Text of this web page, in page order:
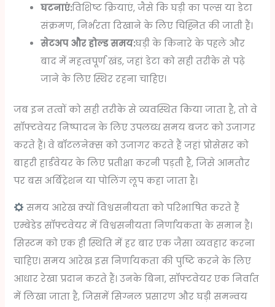
घटनाएं:विशिष्ट क्रियाएं, जैसे कि घड़ी का पल्स या डेटा
संक्रमण, निर्भरता दिखाने के लिए चिह्नित की जाती हैं।
सेटअप और होल्ड समय:घड़ी के किनारे के पहले और
बाद में महत्वपूर्ण खंड, जहां डेटा को सही तरीके से पढ़े
जाने के लिए स्थिर रहना चाहिए।
जब इन तत्वों को सही तरीके से व्यवस्थित किया जाता है, तो वे
सॉफ्टवेयर निष्पादन के लिए उपलब्ध समय बजट को उजागर
करते हैं। वे बॉटलनेक्स को उजागर करते हैं जहां प्रोसेसर को
बाहरी हार्डवेयर के लिए प्रतीक्षा करनी पड़ती है, जिसे आमतौर
पर बस अर्बिट्रेशन या पोलिंग लूप कहा जाता है।
समय आरेख क्यों विश्वसनीयता को परिभाषित करते हैं
एम्बेडेड सॉफ्टवेयर में विश्वसनीयता निर्णायकता के समान है।
सिस्टम को एक ही स्थिति में हर बार एक जैसा व्यवहार करना
चाहिए। समय आरेख इस निर्णायकता की पुष्टि करने के लिए
आधार रेखा प्रदान करते हैं। उनके बिना, सॉफ्टवेयर एक निर्वात
में लिखा जाता है, जिसमें सिग्नल प्रसारण और घड़ी समन्वय